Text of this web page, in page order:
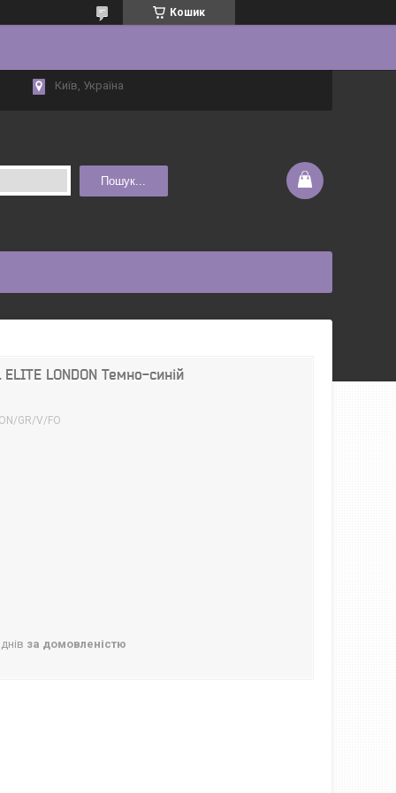
Кошик
Київ, Україна
Пошук...
LONDON Темно-синій
GR/V/FO
за домовленістю